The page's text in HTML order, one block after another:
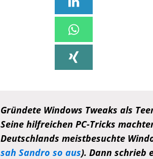
Gründete Windows Tweaks als
Seine hilfreichen PC-Tricks
Deutschlands meistbesuchte
sah Sandro so aus). Dann schrieb